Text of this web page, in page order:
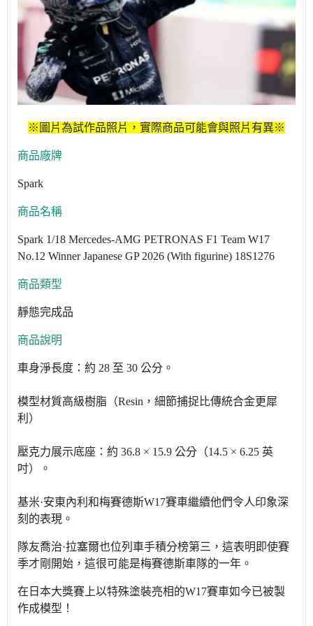
※圖片為試作品照片，實際商品可能會與照片有異※
商品廠牌
Spark
商品名稱
Spark 1/18 Mercedes-AMG PETRONAS F1 Team W17
No.12 Winner Japanese GP 2026 (With figurine) 18S1276
商品類型
靜態完成品
商品說明
車身淨長度：約 28 至 30 公分。
模型材質高級樹脂（Resin，細節捕捉比傳統合金更犀
利）
壓克力展示底座：約 36.8 × 15.9 公分（14.5 × 6.25 英
吋）。
基米·安東內利和梅賽德斯W17賽車繼續他們令人印象深
刻的表現。
隊友喬治·拉塞爾也位列車手積分榜第三，這表明即使賽
季才剛開始，這很可能是梅賽德斯車隊的一年。
在日本大獎賽上以特殊塗裝亮相的W17賽車如今已被製
作成模型！